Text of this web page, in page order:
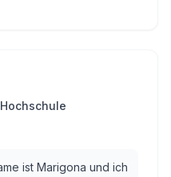
ist Marigona und ich